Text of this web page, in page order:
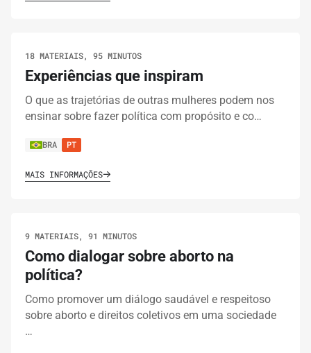
18 MATERIAIS, 95 MINUTOS
Experiências que inspiram
O que as trajetórias de outras mulheres podem nos
ensinar sobre fazer política com propósito e co…
BRA PT
MAIS INFORMAÇÕES
9 MATERIAIS, 91 MINUTOS
Como dialogar sobre aborto na
política?
Como promover um diálogo saudável e respeitoso
sobre aborto e direitos coletivos em uma sociedade
…